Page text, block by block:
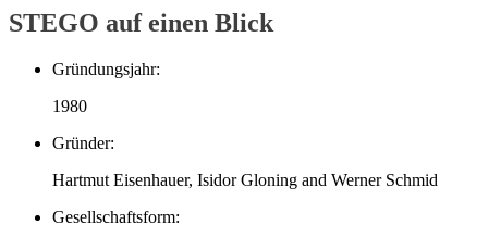
STEGO auf einen Blick
Gründungsjahr:
1980
Gründer:
Hartmut Eisenhauer, Isidor Gloning and Werner Schmid
Gesellschaftsform: